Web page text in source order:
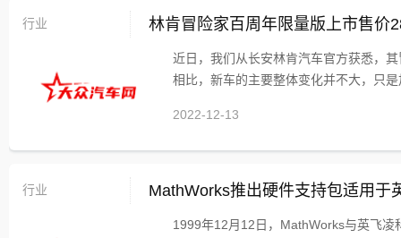
行业 林肯冒险家百周年限量版上市售价
近日，我们从长安林肯汽车官方获悉，
相比，新车的主要整体变化并不大，只
2022-12-13
行业 MathWorks推出硬件支持包适用
1999年12月12日，MathWorks与英飞